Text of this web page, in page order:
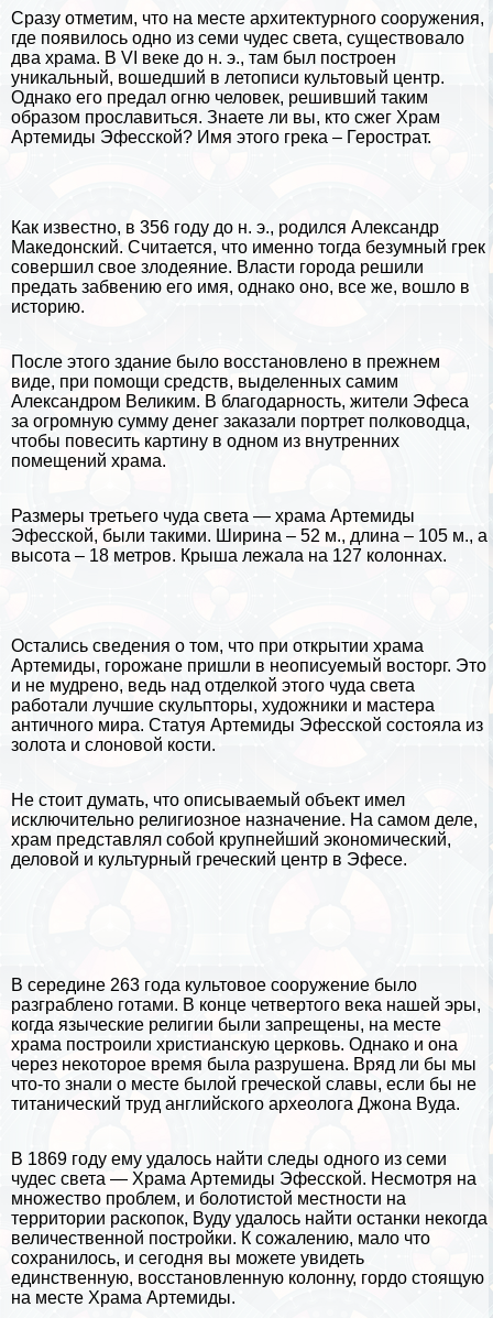
Сразу отметим, что на месте архитектурного сооружения,
где появилось одно из семи чудес света, существовало
два храма. В VI веке до н. э., там был построен
уникальный, вошедший в летописи культовый центр.
Однако его предал огню человек, решивший таким
образом прославиться. Знаете ли вы, кто сжег Храм
Артемиды Эфесской? Имя этого грека – Герострат.
Как известно, в 356 году до н. э., родился Александр
Македонский. Считается, что именно тогда безумный грек
совершил свое злодеяние. Власти города решили
предать забвению его имя, однако оно, все же, вошло в
историю.
После этого здание было восстановлено в прежнем
виде, при помощи средств, выделенных самим
Александром Великим. В благодарность, жители Эфеса
за огромную сумму денег заказали портрет полководца,
чтобы повесить картину в одном из внутренних
помещений храма.
Размеры третьего чуда света — храма Артемиды
Эфесской, были такими. Ширина – 52 м., длина – 105 м., а
высота – 18 метров. Крыша лежала на 127 колоннах.
Остались сведения о том, что при открытии храма
Артемиды, горожане пришли в неописуемый восторг. Это
и не мудрено, ведь над отделкой этого чуда света
работали лучшие скульпторы, художники и мастера
античного мира. Статуя Артемиды Эфесской состояла из
золота и слоновой кости.
Не стоит думать, что описываемый объект имел
исключительно религиозное назначение. На самом деле,
храм представлял собой крупнейший экономический,
деловой и культурный греческий центр в Эфесе.
В середине 263 года культовое сооружение было
разграблено готами. В конце четвертого века нашей эры,
когда языческие религии были запрещены, на месте
храма построили христианскую церковь. Однако и она
через некоторое время была разрушена. Вряд ли бы мы
что-то знали о месте былой греческой славы, если бы не
титанический труд английского археолога Джона Вуда.
В 1869 году ему удалось найти следы одного из семи
чудес света — Храма Артемиды Эфесской. Несмотря на
множество проблем, и болотистой местности на
территории раскопок, Вуду удалось найти останки некогда
величественной постройки. К сожалению, мало что
сохранилось, и сегодня вы можете увидеть
единственную, восстановленную колонну, гордо стоящую
на месте Храма Артемиды.